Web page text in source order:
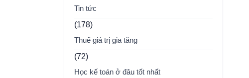
Tin tức
(178)
Thuế giá trị gia tăng
(72)
Học kế toán ở đâu tốt nhất